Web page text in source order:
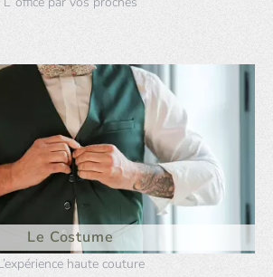
Le Costume
haute couture